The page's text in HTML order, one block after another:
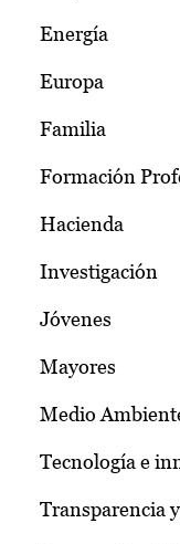
Energía
Europa
Familia
Formación
Hacienda
Investigación
Jóvenes
Mayores
Medio
Tecnología e
Transparencia